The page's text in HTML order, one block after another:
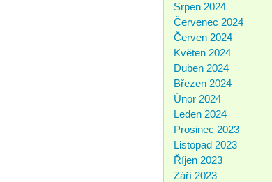
Srpen 2024
Červenec 2024
Červen 2024
Květen 2024
Duben 2024
Březen 2024
Únor 2024
Leden 2024
Prosinec 2023
Listopad 2023
Říjen 2023
Září 2023